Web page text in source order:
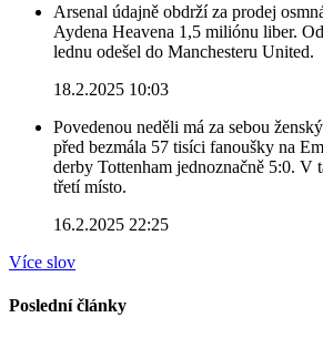
Arsenal údajně obdrží za prodej
Aydena Heavena 1,5 miliónu liber.
lednu odešel do Manchesteru United.
18.2.2025 10:03
Povedenou neděli má za sebou
před bezmála 57 tisíci fanoušky na
derby Tottenham jednoznačně 5:0. V
třetí místo.
16.2.2025 22:25
Více slov
Poslední články